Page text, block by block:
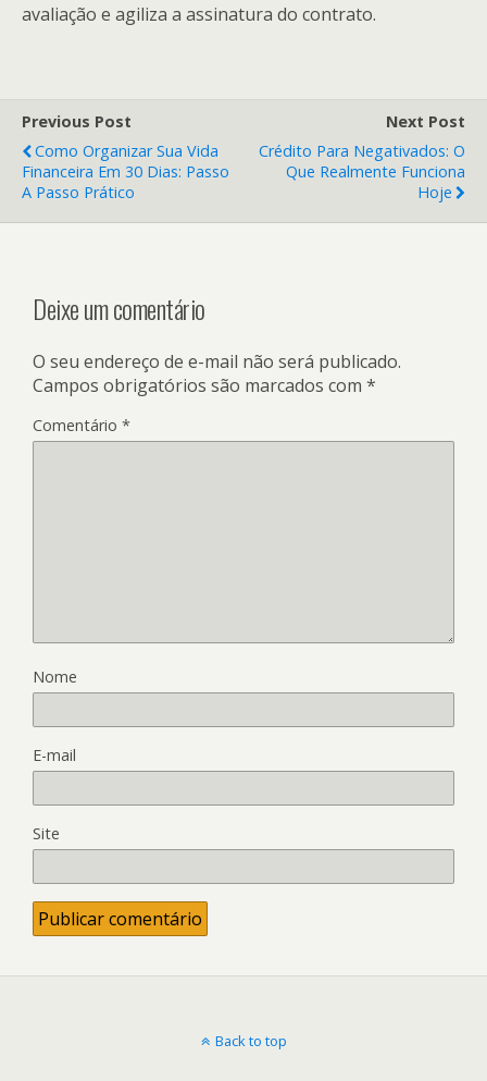
avaliação e agiliza a assinatura do contrato.
Previous Post
Como Organizar Sua Vida
Financeira Em 30 Dias: Passo
A Passo Prático
Next Post
Crédito Para Negativados: O
Que Realmente Funciona
Hoje
Deixe um comentário
O seu endereço de e-mail não será publicado.
Campos obrigatórios são marcados com *
Comentário *
Nome
E-mail
Site
Back to top